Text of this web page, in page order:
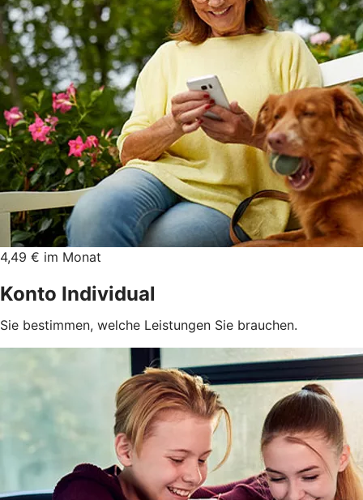
4,49 € im Monat
Konto Individual
Sie bestimmen, welche Leistungen Sie brauchen.